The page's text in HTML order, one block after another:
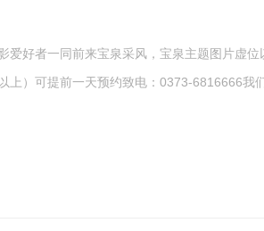
爱好者一同前来宝泉采风，宝泉主题图片虚
上）可提前一天预约致电：0373-6816666我